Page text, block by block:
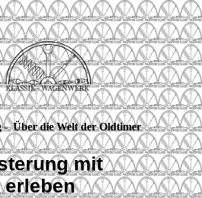
- Über die Welt der Oldtimer
mit
erleben